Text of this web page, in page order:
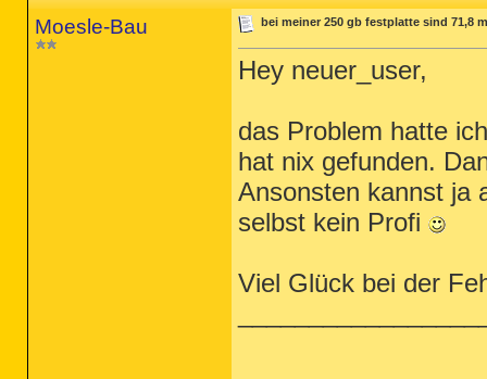
Moesle-Bau bei meiner 250 gb festplatte sind 71,8
Hey neuer_user,
das Problem hatte
hat nix gefunden.
Ansonsten kannst ja
selbst kein Profi
Viel Glück bei der